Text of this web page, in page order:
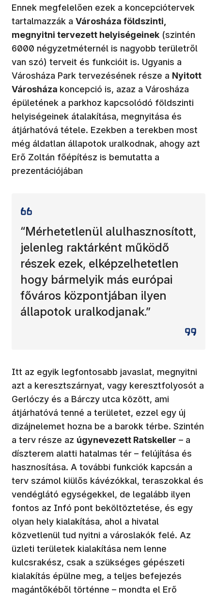
Ennek megfelelően ezek a koncepciótervek
tartalmazzák a Városháza földszinti,
megnyitni tervezett helyiségeinek (szintén
6000 négyzetméternél is nagyobb területről
van szó) terveit és funkcióit is. Ugyanis a
Városháza Park tervezésének része a Nyitott
Városháza koncepció is, azaz a Városháza
épületének a parkhoz kapcsolódó földszinti
helyiségeinek átalakítása, megnyitása és
átjárhatóvá tétele. Ezekben a terekben most
még áldatlan állapotok uralkodnak, ahogy azt
Erő Zoltán főépítész is bemutatta a
prezentációjában
“Mérhetetlenül alulhasznosított,
jelenleg raktárként működő
részek ezek, elképzelhetetlen
hogy bármelyik más európai
főváros központjában ilyen
állapotok uralkodjanak.”
Itt az egyik legfontosabb javaslat, megnyitni
azt a keresztszárnyat, vagy keresztfolyosót a
Gerlóczy és a Bárczy utca között, ami
átjárhatóvá tenné a területet, ezzel egy új
dizájnelemet hozna be a barokk térbe. Szintén
a terv része az úgynevezett Ratskeller – a
díszterem alatti hatalmas tér – felújítása és
hasznosítása. A további funkciók kapcsán a
terv számol kiülős kávézókkal, teraszokkal és
vendéglátó egységekkel, de legalább ilyen
fontos az Infó pont beköltöztetése, és egy
olyan hely kialakítása, ahol a hivatal
közvetlenül tud nyitni a városlakók felé. Az
üzleti területek kialakítása nem lenne
kulcsrakész, csak a szükséges gépészeti
kialakítás épülne meg, a teljes befejezés
magántőkéből történne – mondta el Erő